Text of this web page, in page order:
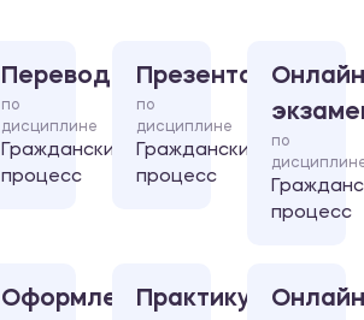
Перевод
по
дисциплине
Гражданский
процесс
Презентация
по
дисциплине
Гражданский
процесс
по
процесс
ОформлениеПрактикум